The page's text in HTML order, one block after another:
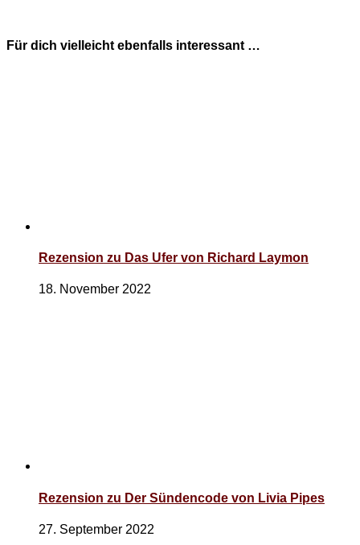
Für dich vielleicht ebenfalls interessant …
Rezension zu Das Ufer von Richard Laymon
18. November 2022
Rezension zu Der Sündencode von Livia Pipes
27. September 2022